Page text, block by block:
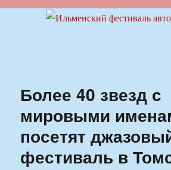
Ильменский
Более 40 звезд с
мировыми
посетят
фестиваль в